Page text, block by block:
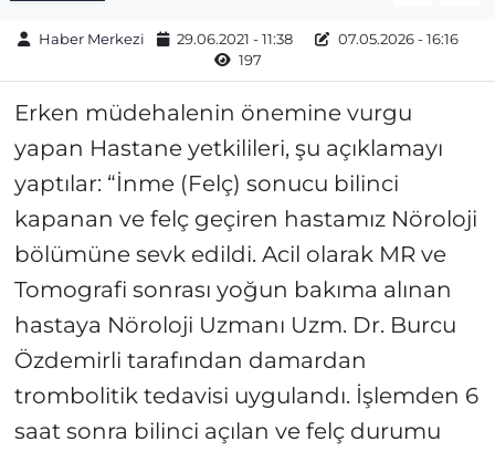
Haber Merkezi 29.06.2021 - 11:38
07.05.2026 - 16:16
197
Erken müdehalenin önemine vurgu
yapan Hastane yetkilileri, şu açıklamayı
yaptılar: “İnme (Felç) sonucu bilinci
kapanan ve felç geçiren hastamız Nöroloji
bölümüne sevk edildi. Acil olarak MR ve
Tomografi sonrası yoğun bakıma alınan
hastaya Nöroloji Uzmanı Uzm. Dr. Burcu
Özdemirli tarafından damardan
trombolitik tedavisi uygulandı. İşlemden 6
saat sonra bilinci açılan ve felç durumu